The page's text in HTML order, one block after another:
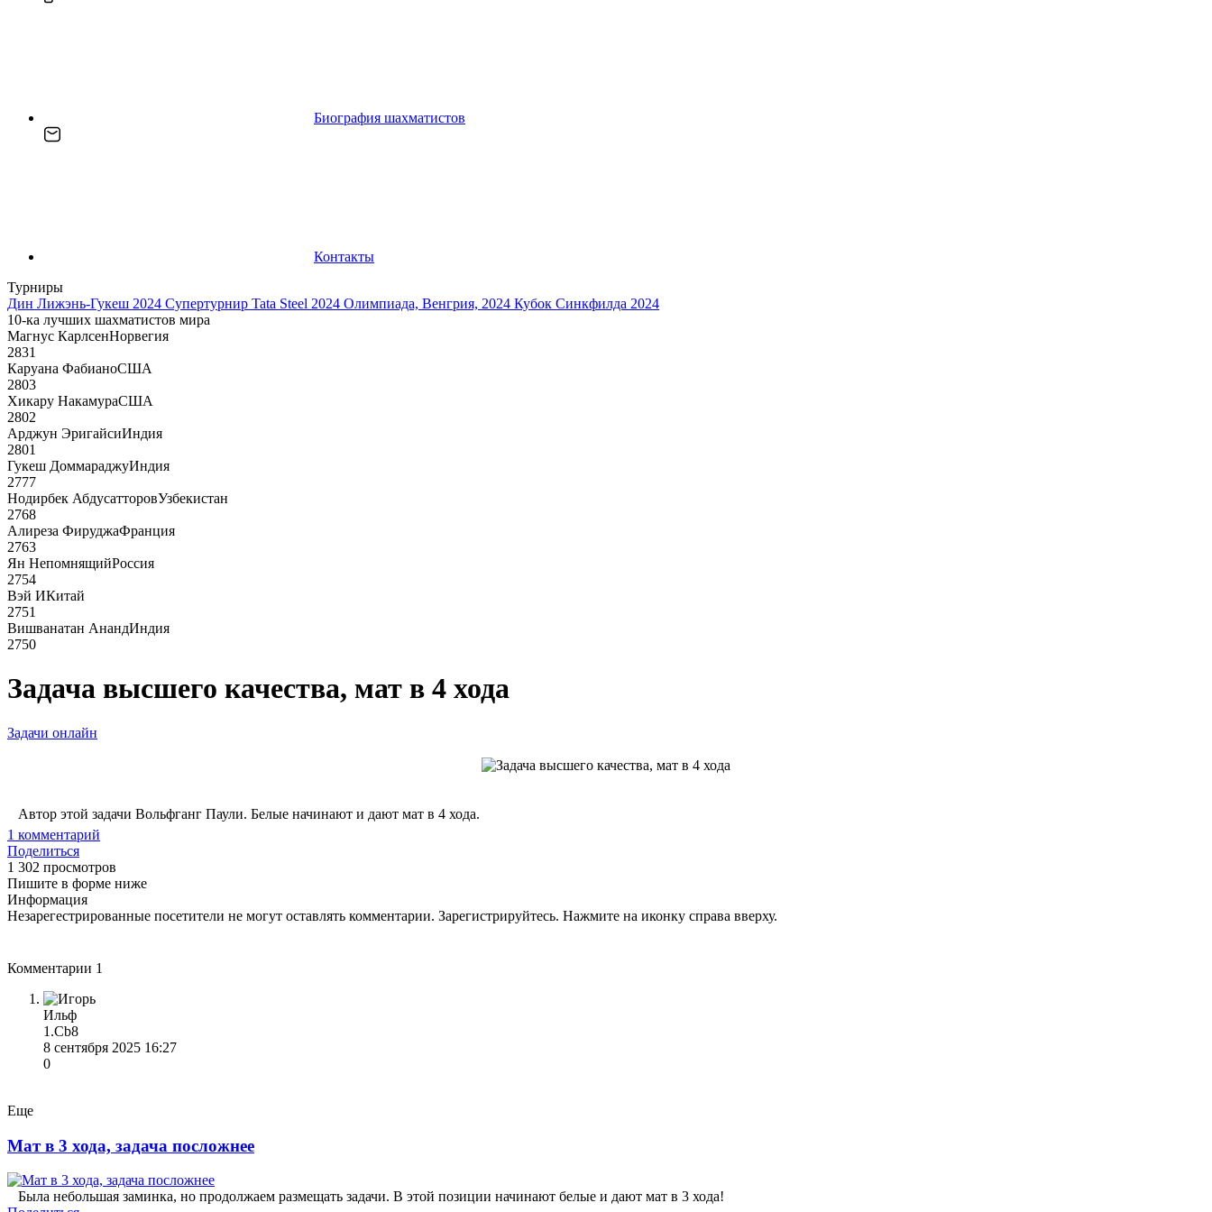
Биография шахматистов
Контакты
Турниры
Дин Лижэнь-Гукеш 2024 Супертурнир Tata Steel 2024 Олимпиада, Венгрия, 2024 Кубок Синкфилда 2024
10-ка лучших шахматистов мира
Магнус КарлсенНорвегия
2831
Каруана ФабианоСША
2803
Хикару НакамураСША
2802
Арджун ЭригайсиИндия
2801
Гукеш ДоммараджуИндия
2777
Нодирбек АбдусатторовУзбекистан
2768
Алиреза ФируджаФранция
2763
Ян НепомнящийРоссия
2754
Вэй ИКитай
2751
Вишванатан АнандИндия
2750
Задача высшего качества, мат в 4 хода
Задачи онлайн
Автор этой задачи Вольфганг Паули. Белые начинают и дают мат в 4 хода.
1 комментарий
Поделиться
1 302 просмотров
Пишите в форме ниже
Информация
Незарегестрированные посетители не могут оставлять комментарии. Зарегистрируйтесь. Нажмите на иконку справа вверху.
Комментарии 1
Ильф
1.Сb8
8 сентября 2025 16:27
0
Еще
Мат в 3 хода, задача посложнее
Была небольшая заминка, но продолжаем размещать задачи. В этой позиции начинают белые и дают мат в 3 хода!